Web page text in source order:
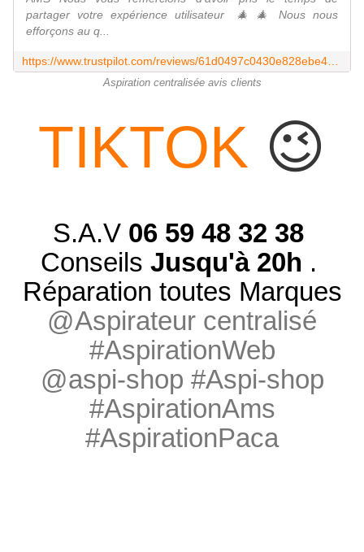
partager votre expérience utilisateur ‎‍🎄‎‍🎄 Nous nous
efforçons au q...
Aspiration centralisée avis clients
TIKTOK 😉
S.A.V 06 59 48 32 38
Conseils Jusqu'à 20h .
Réparation toutes Marques
@Aspirateur centralisé
#AspirationWeb
@aspi-shop #Aspi-shop
#AspirationAms
#AspirationPaca